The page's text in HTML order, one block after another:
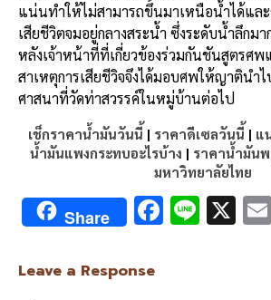
แน่นทำให้ไม่สามารถขึ้นมาเหนือน้ำได้และ
เสียชีวิตจมอยู่กลางสระน้ำ ซึ่งระดับน้ำลึกม
หลังเจ้าหน้าที่ที่เกี่ยวข้องร่วมกันชันสูตรศพ
สาเหตุการเสียชีวิจจึงได้มอบศพให้ญาตินำ
ศาสนาที่วัดท่าสวรรค์ในหมู่บ้านต่อไป
เช็กราคาน้ำมันวันนี้ | ราคาดีเซลวันนี้ | แ
น้ำมันแพงกระทบอะไรบ้าง | ราคาน้ำมัน
มหาวิทยาลัยไทย
Share F Li X
Leave a Response